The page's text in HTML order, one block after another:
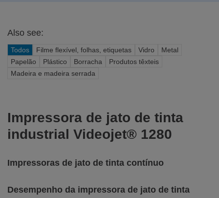
Also see:
Todos Filme flexível, folhas, etiquetas Vidro
Metal
Papelão
Plástico Borracha
Produtos têxteis
Madeira e madeira serrada
Impressora de jato de tinta
industrial Videojet® 1280
Impressoras de jato de tinta contínuo
Desempenho da impressora de jato de tinta